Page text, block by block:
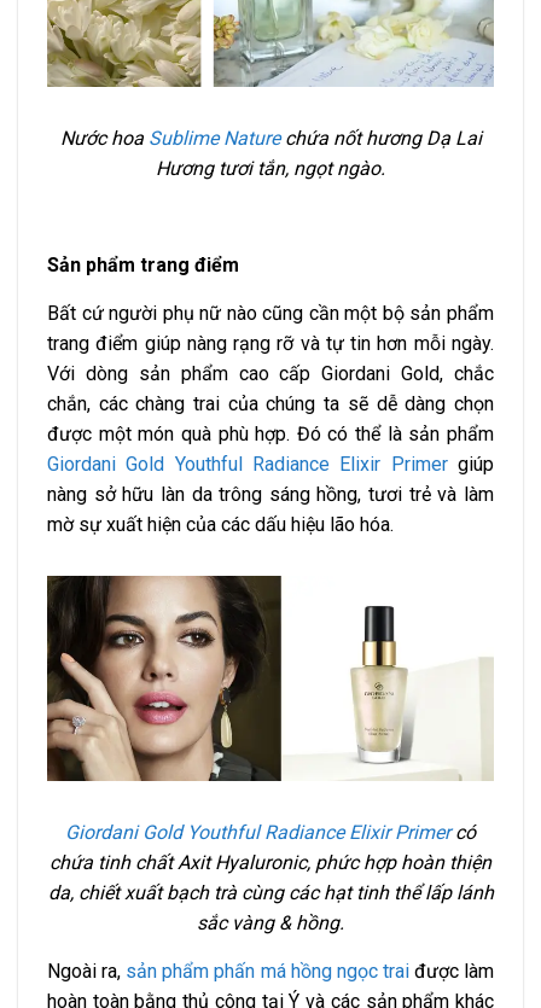
Nước hoa Sublime Naturechứa nốt hương Dạ Lai
Hương tươi tắn, ngọt ngào.
Sản phẩm trang điểm
Bất cứ người phụ nữ nào cũng cần một bộ sản phẩm
trang điểm giúp nàng rạng rỡ và tự tin hơn mỗi ngày.
Với dòng sản phẩm cao cấp Giordani Gold, chắc
chắn, các chàng trai của chúng ta sẽ dễ dàng chọn
được một món quà phù hợp. Đó có thể là sản phẩm
Giordani Gold Youthful Radiance Elixir Primergiúp
nàng sở hữu làn da trông sáng hồng, tươi trẻ và làm
mờ sự xuất hiện của các dấu hiệu lão hóa.
Giordani Gold Youthful Radiance Elixir Primercó
chứa tinh chất Axit Hyaluronic, phức hợp hoàn thiện
da, chiết xuất bạch trà cùng các hạt tinh thể lấp lánh
sắc vàng & hồng.
Ngoài ra, sản phẩm phấn má hồng ngọc traiđược làm
hoàn toàn bằng thủ công tại Ý và các sản phẩm khác